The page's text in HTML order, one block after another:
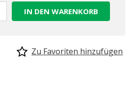
IN DEN WARENKORB
Zu Favoriten hinzufügen